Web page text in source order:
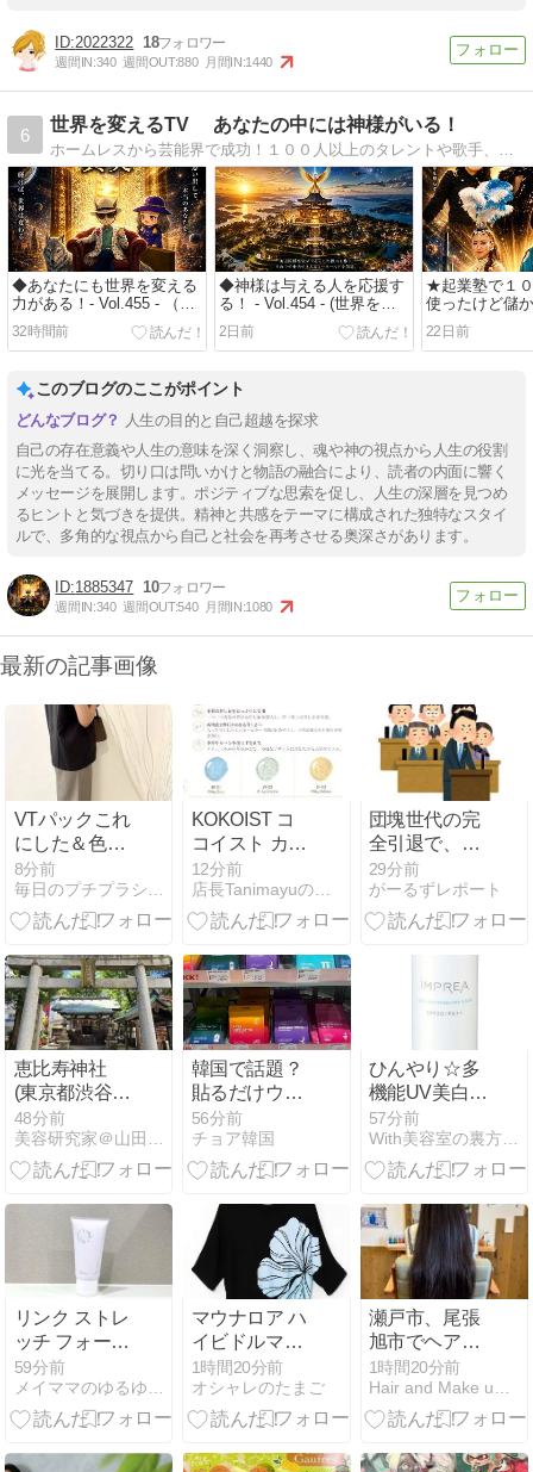
2022322 18
週間IN:340 週間OUT:880 月間IN:1440
6
世界を変えるTV あなたの中には神様がいる！
◆あなたにも世界を変える
力がある！- Vol.455 - （世
界を変える人たちの物語 序
章その７）
32時間前
◆神様は与える人を応援す
る！ - Vol.454 - (世界を変
える 序章その６)
2日前
★起業塾で１
使ったけど儲
い、、、そこ
た！ - Vol.453
える 序章 その
22日前
このブログのここがポイント
人生の目的と自己超越を探求
自己の存在意義や人生の意味を深く洞察し、魂や神の視点から人生の役割
に光を当てる。切り口は問いかけと物語の融合により、読者の内面に響く
メッセージを展開します。ポジティブな思索を促し、人生の深層を見つめ
るヒントと気づきを提供。精神と共感をテーマに構成された独特なスタイ
ルで、多角的な視点から自己と社会を再考させる奥深さがあります。
1885347 10
週間IN:340 週間OUT:540 月間IN:1080
最新の記事画像
VTパックこれ
にした＆色違
いポチ♡ずー
っと欲しかっ
たお色のカッ
ー60％OFFで
発見♩
8分前
KOKOIST コ
コイスト カラ
ージェル ボタ
ニカルフラワ
ージェル 5g
12分前
店長Tanimayuの「今日のネイルはナーニ？」
団塊世代の完
全引退で、企
業が迫られ
る“最後の選
択” 日銀植田
化と外国人の
人材活用が
29分前
がーるずレポート
恵比寿神社
(東京都渋谷
区)
48分前
韓国で話題？
貼るだけウェ
ルネスパッチ
をMIMILINEで
購入してみた♪
56分前
チョア韓国
ひんやり☆多
機能UV美白美
容液
57分前
With美容室の裏方ブログ
リンク ストレ
ッチ フォーミ
ングウォッシ
ュをレビュ
ー！
59分前
マウナロア ハ
イビドルマン
トップスの魅
力と選び方
1時間20分前
オシャレのたまご
瀬戸市、尾張
旭市でヘアド
ネーションを
されるならぜ
ひuntreeまで
1時間20分前